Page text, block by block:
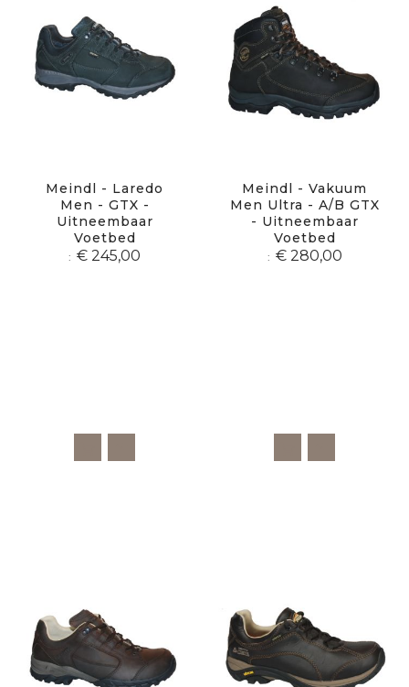
Meindl - Laredo
Men - GTX -
Uitneembaar
Voetbed
€ 245,00
Meindl - Vakuum
Men Ultra - A/B GTX
- Uitneembaar
Voetbed
€ 280,00